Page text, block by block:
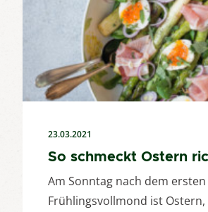
23.03.2021
So schmeckt Ostern
Am Sonntag nach dem ersten
Frühlingsvollmond ist Ostern,